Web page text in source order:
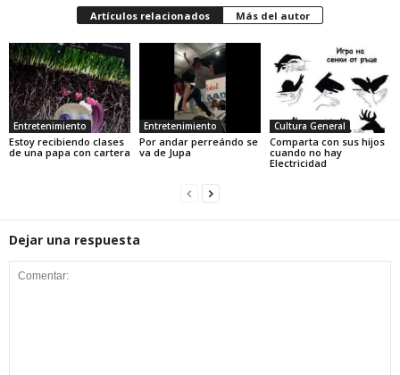
Artículos relacionados Más del autor
Entretenimiento
Estoy recibiendo clases
de una papa con cartera
Entretenimiento
Por andar perreándo se
va de Jupa
Cultura General
Comparta con sus hijos
cuando no hay
Electricidad
Dejar una respuesta